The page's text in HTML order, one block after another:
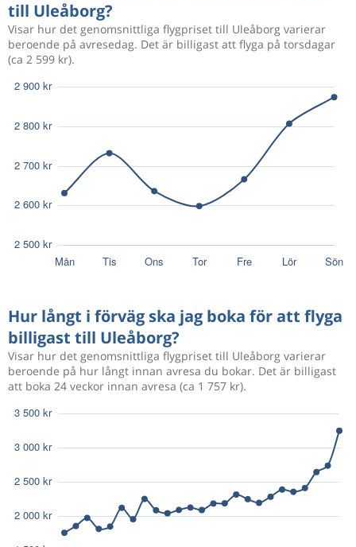
till Uleåborg?
Visar hur det genomsnittliga flygpriset till Uleåborg varierar
beroende på avresedag. Det är billigast att flyga på torsdagar
(ca 2 599 kr).
Hur långt i förväg ska jag boka för att flyga
billigast till Uleåborg?
Visar hur det genomsnittliga flygpriset till Uleåborg varierar
beroende på hur långt innan avresa du bokar. Det är billigast
att boka 24 veckor innan avresa (ca 1 757 kr).